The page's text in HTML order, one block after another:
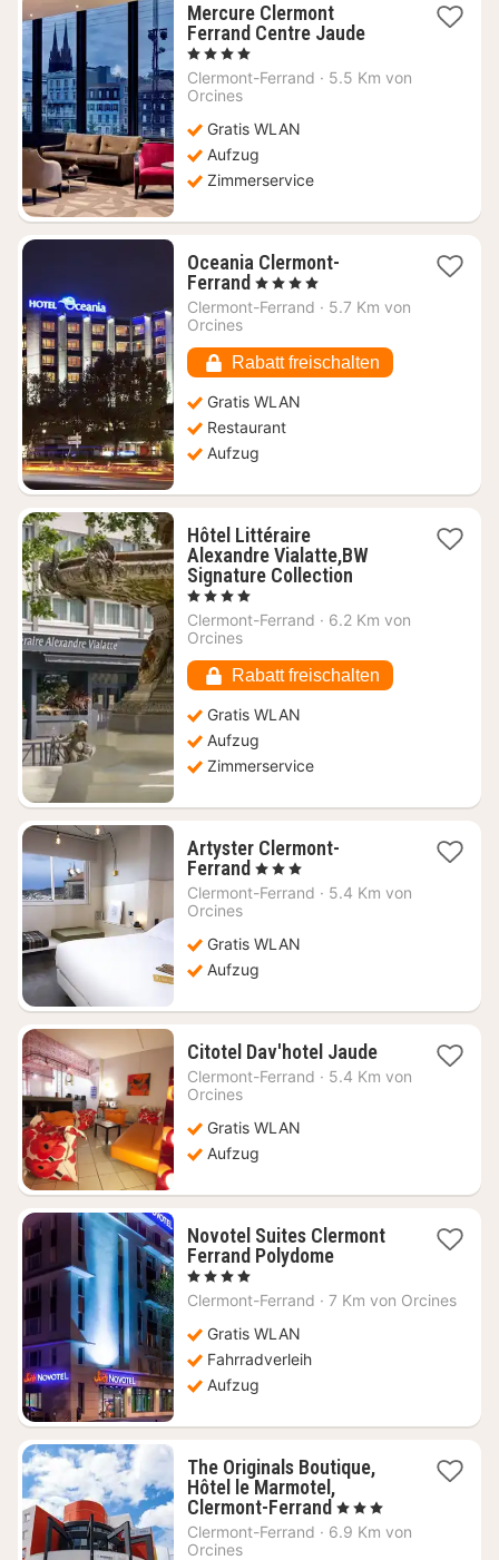
Mercure Clermont
Ferrand Centre Jaude1
ab
, 4 Sterne
Clermont-Ferrand · 5.5 Km von
Orcines
Gratis WLAN
Aufzug
Zimmerservice
Oceania Clermont-
Ferrand 1
Nacht
€
, 4 Sterne
Clermont-Ferrand · 5.7 Km von
Orcines
Rabatt freischalten
Gratis WLAN
Restaurant
Aufzug
Hôtel Littéraire
Alexandre Vialatte,BW
Signature Collection1
ab
, 4 Sterne
Clermont-Ferrand · 6.2 Km von
Orcines
Rabatt freischalten
Gratis WLAN
Aufzug
Zimmerservice
Artyster Clermont-
Ferrand 1
Nacht
€
, 3 Sterne
Clermont-Ferrand · 5.4 Km von
Orcines
Gratis WLAN
Aufzug
Citotel Dav'hotel Jaude1
Nacht
Clermont-Ferrand · 5.4 Km von
Orcines
Gratis WLAN
Aufzug
Novotel Suites Clermont
Ferrand Polydome1
ab
, 4 Sterne
Clermont-Ferrand · 7 Km von Orcines
Gratis WLAN
Fahrradverleih
Aufzug
The Originals Boutique,
Hôtel le Marmotel,
Clermont-Ferrand 1
Nacht
, 3 Sterne
Clermont-Ferrand · 6.9 Km von
Orcines